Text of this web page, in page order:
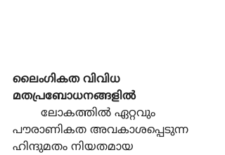
ലൈംഗികത വിവിധ
മതപ്രബോധനങ്ങളില്‍
പൗരാണികത അവകാശപ്പെടുന്ന
ഹിന്ദുമതം നിയതമായ